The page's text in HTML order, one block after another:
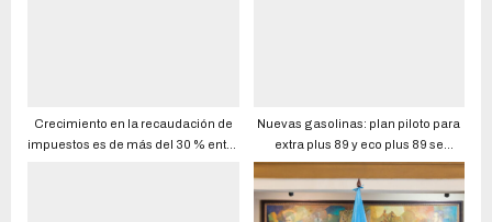
Crecimiento en la recaudación de
impuestos es de más del 30 % entre
Nuevas gasolinas: plan piloto para
extra plus 89 y eco plus 89 se
posterga al 12 de agosto. Los
combustibles subsidiados no
desaparecerán